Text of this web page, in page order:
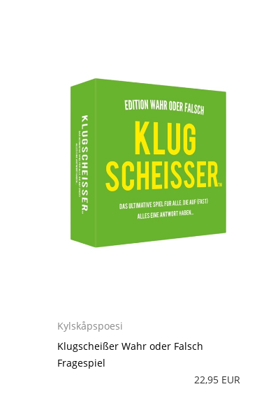
Kylskåpspoesi
Klugscheißer Wahr oder Falsch
Fragespiel
22,95 EUR